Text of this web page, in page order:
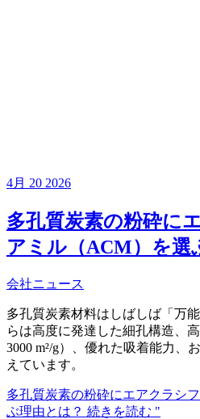
4月 20 2026
多孔質炭素の粉砕に
アミル（ACM）を選
会社ニュース
多孔質炭素材料はしばしば「万
らは高度に発達した細孔構造、
3000 m²/g）、優れた吸着能力、
えています。
多孔質炭素の粉砕にエアクラシ
ぶ理由とは？ 続きを読む "